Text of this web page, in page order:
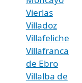
Vierlas
Villadoz
Villafeliche
Villafranca
de Ebro
Villalba de